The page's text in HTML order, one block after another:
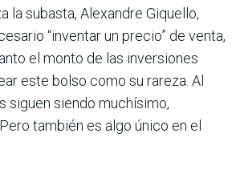
la subasta, Alexandre Giquello,
“inventar un precio” de venta,
el monto de las inversiones
este bolso como su rareza. Al
siguen siendo muchísimo,
también es algo único en el